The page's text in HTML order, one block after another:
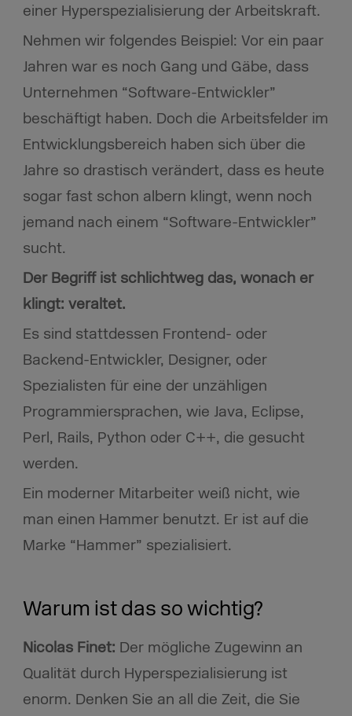
einer Hyperspezialisierung der Arbeitskraft.
Nehmen wir folgendes Beispiel: Vor ein paar
Jahren war es noch Gang und Gäbe, dass
Unternehmen “Software-Entwickler”
beschäftigt haben. Doch die Arbeitsfelder im
Entwicklungsbereich haben sich über die
Jahre so drastisch verändert, dass es heute
sogar fast schon albern klingt, wenn noch
jemand nach einem “Software-Entwickler”
sucht.
Der Begriff ist schlichtweg das, wonach er
klingt: veraltet.
Es sind stattdessen Frontend- oder
Backend-Entwickler, Designer, oder
Spezialisten für eine der unzähligen
Programmiersprachen, wie Java, Eclipse,
Perl, Rails, Python oder C++, die gesucht
werden.
Ein moderner Mitarbeiter weiß nicht, wie
man einen Hammer benutzt. Er ist auf die
Marke “Hammer” spezialisiert.
Warum ist das so wichtig?
Nicolas Finet: Der mögliche Zugewinn an
Qualität durch Hyperspezialisierung ist
enorm. Denken Sie an all die Zeit, die Sie